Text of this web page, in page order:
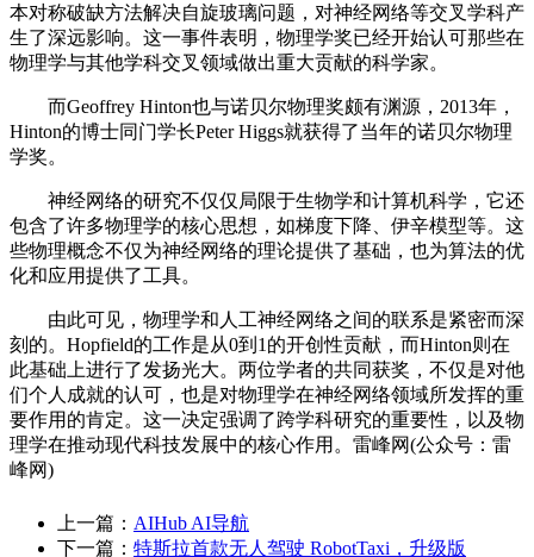
本对称破缺方法解决自旋玻璃问题，对神经网络等交叉学科产
生了深远影响。这一事件表明，物理学奖已经开始认可那些在
物理学与其他学科交叉领域做出重大贡献的科学家。
而Geoffrey Hinton也与诺贝尔物理奖颇有渊源，2013年，
Hinton的博士同门学长Peter Higgs就获得了当年的诺贝尔物理
学奖。
神经网络的研究不仅仅局限于生物学和计算机科学，它还
包含了许多物理学的核心思想，如梯度下降、伊辛模型等。这
些物理概念不仅为神经网络的理论提供了基础，也为算法的优
化和应用提供了工具。
由此可见，物理学和人工神经网络之间的联系是紧密而深
刻的。Hopfield的工作是从0到1的开创性贡献，而Hinton则在
此基础上进行了发扬光大。两位学者的共同获奖，不仅是对他
们个人成就的认可，也是对物理学在神经网络领域所发挥的重
要作用的肯定。这一决定强调了跨学科研究的重要性，以及物
理学在推动现代科技发展中的核心作用。雷峰网(公众号：雷
峰网)
上一篇： AIHub AI导航
下一篇： 特斯拉首款无人驾驶 RobotTaxi，升级版